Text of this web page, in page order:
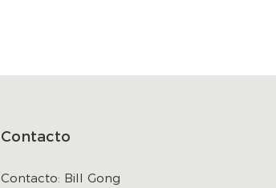
Contacto
Contacto: Bill Gong